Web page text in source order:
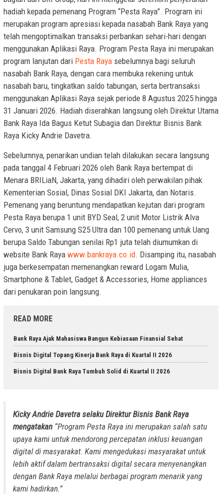
hadiah kepada pemenang Program “Pesta Raya”. Program ini
merupakan program apresiasi kepada nasabah Bank Raya yang
telah mengoptimalkan transaksi perbankan sehari-hari dengan
menggunakan Aplikasi Raya. Program Pesta Raya ini merupakan
program lanjutan dari Pesta Raya sebelumnya bagi seluruh
nasabah Bank Raya, dengan cara membuka rekening untuk
nasabah baru, tingkatkan saldo tabungan, serta bertransaksi
menggunakan Aplikasi Raya sejak periode 8 Agustus 2025 hingga
31 Januari 2026. Hadiah diserahkan langsung oleh Direktur Utama
Bank Raya Ida Bagus Ketut Subagia dan Direktur Bisnis Bank
Raya Kicky Andrie Davetra.
Sebelumnya, penarikan undian telah dilakukan secara langsung
pada tanggal 4 Februari 2026 oleh Bank Raya bertempat di
Menara BRILiaN, Jakarta, yang dihadiri oleh perwakilan pihak
Kementerian Sosial, Dinas Sosial DKI Jakarta, dan Notaris.
Pemenang yang beruntung mendapatkan kejutan dari program
Pesta Raya berupa 1 unit BYD Seal, 2 unit Motor Listrik Alva
Cervo, 3 unit Samsung S25 Ultra dan 100 pemenang untuk Uang
berupa Saldo Tabungan senilai Rp1 juta telah diumumkan di
website Bank Raya www.bankraya.co.id. Disamping itu, nasabah
juga berkesempatan memenangkan reward Logam Mulia,
Smartphone & Tablet, Gadget & Accessories, Home appliances
dari penukaran poin langsung.
READ MORE
Bank Raya Ajak Mahasiswa Bangun Kebiasaan Finansial Sehat
Bisnis Digital Topang Kinerja Bank Raya di Kuartal II 2026
Bisnis Digital Bank Raya Tumbuh Solid di Kuartal II 2026
Kicky Andrie Davetra selaku Direktur Bisnis Bank Raya
mengatakan “Program Pesta Raya ini merupakan salah satu
upaya kami untuk mendorong percepatan inklusi keuangan
digital di masyarakat. Kami mengedukasi masyarakat untuk
lebih aktif dalam bertransaksi digital secara menyenangkan
dengan Bank Raya melalui berbagai program menarik yang
kami hadirkan.”